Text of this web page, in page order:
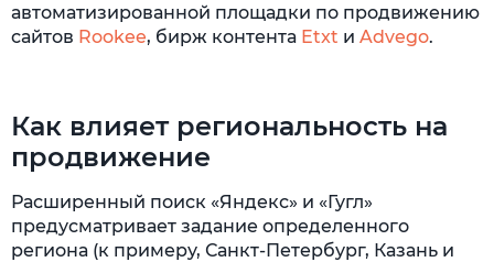
автоматизированной площадки по продвижению
сайтов Rookee, бирж контента Etxt и Advego.
Как влияет региональность на
продвижение
Расширенный поиск «Яндекс» и «Гугл»
предусматривает задание определенного
региона (к примеру, Санкт-Петербург, Казань и